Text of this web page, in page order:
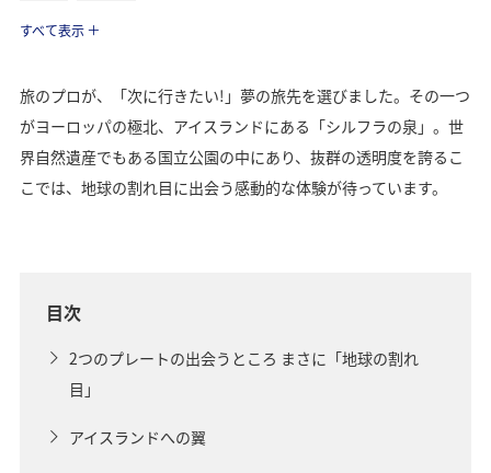
すべて表示
旅のプロが、「次に行きたい!」夢の旅先を選びました。その一つ
がヨーロッパの極北、アイスランドにある「シルフラの泉」。世
界自然遺産でもある国立公園の中にあり、抜群の透明度を誇るこ
こでは、地球の割れ目に出会う感動的な体験が待っています。
目次
2つのプレートの出会うところ まさに「地球の割れ
目」
アイスランドへの翼